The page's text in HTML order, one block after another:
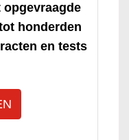
honderden
en tests